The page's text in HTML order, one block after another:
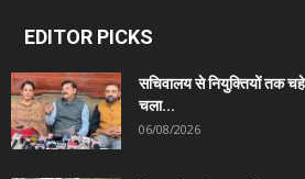
EDITOR PICKS
सचिवालय से नियुक्तियों तक
चला...
06/08/2026